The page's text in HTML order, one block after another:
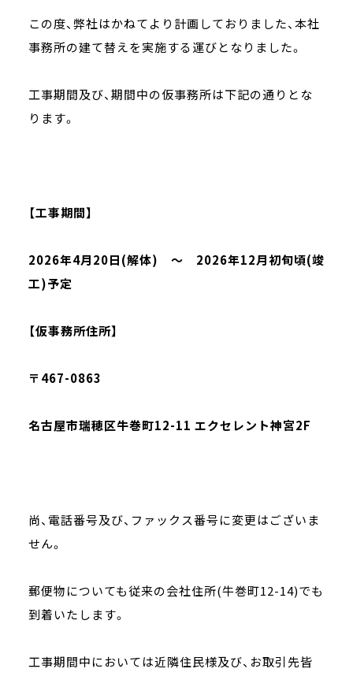
この度、弊社はかねてより計画しておりました、本社
事務所の建て替えを実施する運びとなりました。
工事期間及び、期間中の仮事務所は下記の通りとな
ります。
【工事期間】
2026年4月20日(解体) ～ 2026年12月初旬頃(竣
工)予定
【仮事務所住所】
〒467-0863
名古屋市瑞穂区牛巻町12-11 エクセレント神宮2F
尚、電話番号及び、ファックス番号に変更はございま
せん。
郵便物についても従来の会社住所(牛巻町12-14)でも
到着いたします。
工事期間中においては近隣住民様及び、お取引先皆